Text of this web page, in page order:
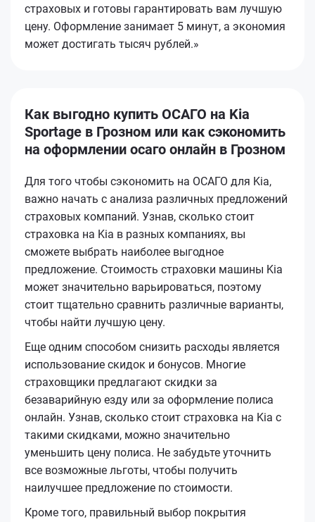
страховых и готовы гарантировать вам лучшую
цену. Оформление занимает 5 минут, а экономия
может достигать тысяч рублей.»
Как выгодно купить ОСАГО на Kia
Sportage в Грозном или как сэкономить
на оформлении осаго онлайн в Грозном
Для того чтобы сэкономить на ОСАГО для Kia,
важно начать с анализа различных предложений
страховых компаний. Узнав, сколько стоит
страховка на Kia в разных компаниях, вы
сможете выбрать наиболее выгодное
предложение. Стоимость страховки машины Kia
может значительно варьироваться, поэтому
стоит тщательно сравнить различные варианты,
чтобы найти лучшую цену.
Еще одним способом снизить расходы является
использование скидок и бонусов. Многие
страховщики предлагают скидки за
безаварийную езду или за оформление полиса
онлайн. Узнав, сколько стоит страховка на Kia с
такими скидками, можно значительно
уменьшить цену полиса. Не забудьте уточнить
все возможные льготы, чтобы получить
наилучшее предложение по стоимости.
Кроме того, правильный выбор покрытия